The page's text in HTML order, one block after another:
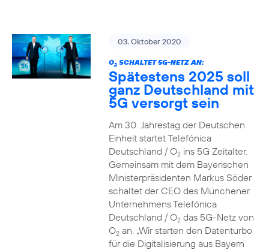
03. Oktober 2020
O2SCHALTET 5G-NETZ AN:
Spätestens 2025 soll
ganz Deutschland mit
5G versorgt sein
Am 30. Jahrestag der Deutschen
Einheit startet Telefónica
Deutschland / O2ins 5G Zeitalter.
Gemeinsam mit dem Bayerischen
Ministerpräsidenten Markus Söder
schaltet der CEO des Münchener
Unternehmens Telefónica
Deutschland / O2das 5G-Netz von
O2an. „Wir starten den Datenturbo
für die Digitalisierung aus Bayern